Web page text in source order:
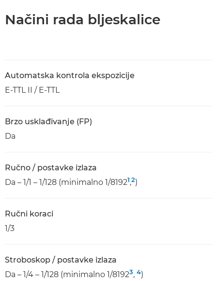
Načini rada bljeskalice
Automatska kontrola ekspozicije
E-TTL II / E-TTL
Brzo usklađivanje (FP)
Da
Ručno / postavke izlaza
Da – 1/1 – 1/128 (minimalno 1/81921,2)
Ručni koraci
1/3
Stroboskop / postavke izlaza
Da – 1/4 – 1/128 (minimalno 1/81923, 4)